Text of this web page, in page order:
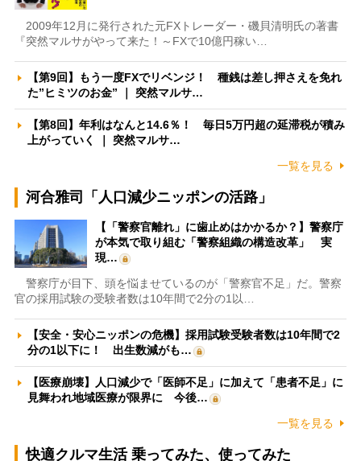
2009年12月に発行された元FXトレーダー・磯貝清明氏の著書
『突然マルサがやって来た！～FXで10億円稼い…
【第9回】もう一度FXでリベンジ！ 種銭は差し押さえを免れ
た”ヒミツのお金” ｜ 突然マルサ…
【第8回】年利はなんと14.6％！ 毎日5万円超の延滞税が積み
上がっていく ｜ 突然マルサ…
一覧を見る
河合雅司「人口減少ニッポンの活路」
【「警察官離れ」に歯止めはかかるか？】警察庁
が本気で取り組む「警察組織の構造改革」 実
現…
警察庁が目下、頭を悩ませているのが「警察官不足」だ。警察
官の採用試験の受験者数は10年間で2分の1以…
【安全・安心ニッポンの危機】採用試験受験者数は10年間で2
分の1以下に！ 出生数減がも…
【医療崩壊】人口減少で「医師不足」に加えて「患者不足」に
見舞われ地域医療が限界に 今後…
一覧を見る
快適クルマ生活 乗ってみた、使ってみた